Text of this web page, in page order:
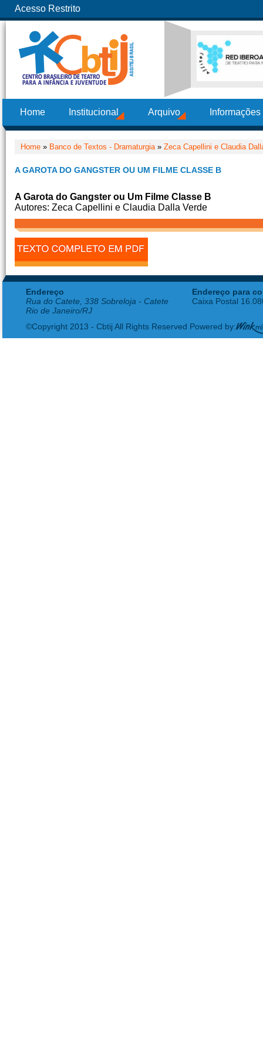
Acesso Restrito
Home Institucional Arquivo
Home » Banco de Textos - Dramaturgia» Zeca Capellini e Claudia
A GAROTA DO GANGSTER OU UM FILME CLASSE B
A Garota do Gangster ou Um Filme Classe B
Autores: Zeca Capellini e Claudia Dalla Verde
Endereço
Rua do Catete, 338 Sobreloja - Catete
Rio de Janeiro/RJ
Endereço para
Caixa Postal
©Copyright 2013 - Cbtij All Rights Reserved Powered by: